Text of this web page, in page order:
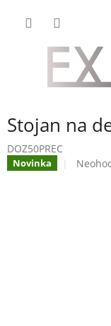
Stojan na
DOZ50PREC
Novinka